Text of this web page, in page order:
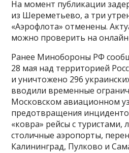
На момент публикации
из Шереметьево, а три
«Аэрофлота» отменены.
можно проверить на
Ранее Минобороны РФ
28 мая над территорией
и уничтожено 296
вводили временные
Московском авиационном
предотвращения
«ковра» рейсы с туристами,
столичные аэропорты,
Калининград, Пулково и